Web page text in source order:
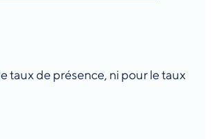
taux de présence, ni pour le taux